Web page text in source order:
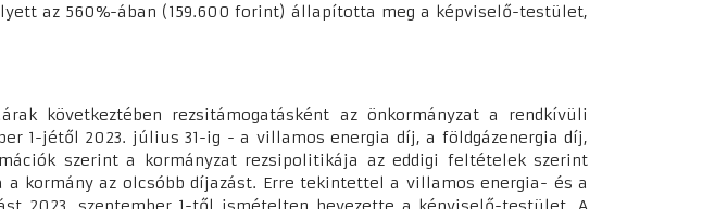
az 560%-ában (159.600 forint) állapította meg a képviselő-testület,
következtében rezsitámogatásként az önkormányzat a rendkívüli
1-jétől 2023. július 31-ig - a villamos energia díj, a földgázenergia díj,
szerint a kormányzat rezsipolitikája az eddigi feltételek szerint
kormány az olcsóbb díjazást. Erre tekintettel a villamos energia- és a